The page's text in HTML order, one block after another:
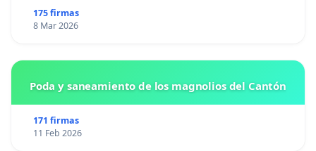
175 firmas
8 Mar 2026
Poda y saneamiento de los magnolios del Cantón
171 firmas
11 Feb 2026